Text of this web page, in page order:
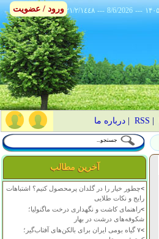
٢١/٢/١٤٤٨ --- 8/6/2026 ---
RSS
|درباره ما
آخرین مطالب
>چطور خیار را در گلدان پرمحصول کنیم؟ اشتباهات
رایج و نکات طلایی
>راهنمای کاشت و نگهداری درخت ماگنولیا؛
شکوفه‌های درشت در بهار
>
۷ گیاه بومی ایران برای بالکن‌های آفتاب‌گیر؛
ورود / عضویت